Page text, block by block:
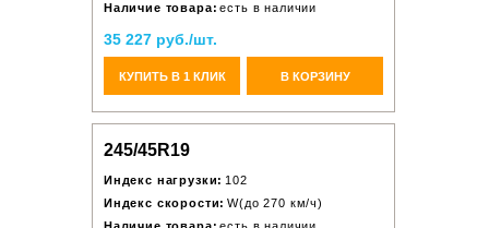
Наличие товара: есть в наличии
35 227 руб./шт.
КУПИТЬ В 1 КЛИК В КОРЗИНУ
245/45R19
Индекс нагрузки: 102
Индекс скорости: W(до 270 км/ч)